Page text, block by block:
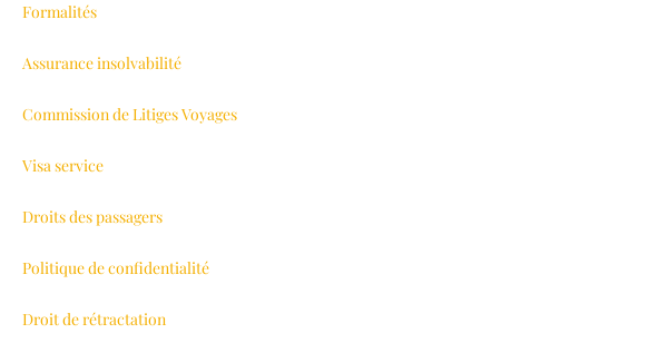
Formalités
Assurance insolvabilité
Commission de Litiges Voyages
Visa service
Droits des passagers
Politique de confidentialité
Droit de rétractation